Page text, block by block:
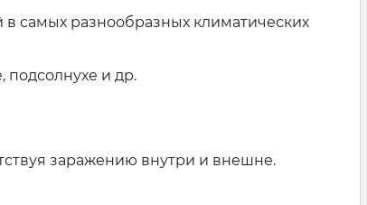
самых разнообразных климатических
подсолнухе и др.
заражению внутри и внешне.